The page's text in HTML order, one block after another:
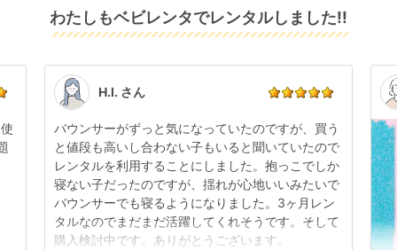
ビーカー 西松屋
レンタル
円 〜
レンタル
3,300円 〜
レンタル
3,300円 〜
アドベンチャー ジー
プ(Jeep) B型ベビー
円 〜
てお届けしております。そのため、小さなキズや使用
感はございますが、故障や大きなキズ、シミなどのリ
す。
点検清掃については
もご確認ください。
また、レンタル期間の変更も商品発送前であれば変更
可能です。
い。
わたしもベビレンタでレンタルしました!!
H.I. さん
バウンサーがずっと気になっていたのですが、買う
と値段も高いし合わない子もいると聞いていたので
レンタルを利用することにしました。抱っこでしか
寝ない子だったのですが、揺れが心地いいみたいで
バウンサーでも寝るようになりました。3ヶ月レン
タルなのでまだまだ活躍してくれそうです。そして
購入検討中です。ありがとうございます。